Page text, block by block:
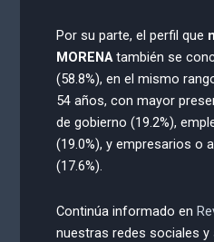
Por su parte, el perfil que
MORENAtambién se
(58.8%), en el mismo
54 años, con mayor
de gobierno (19.2%),
(19.0%), y empresarios o
(17.6%).
Continúa informado en
nuestras redes sociales y